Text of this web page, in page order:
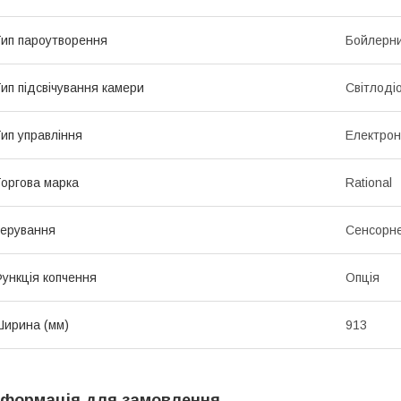
пароутворення
підсвічування камери
управління
марка Rational
копчення Опція
(мм) 913